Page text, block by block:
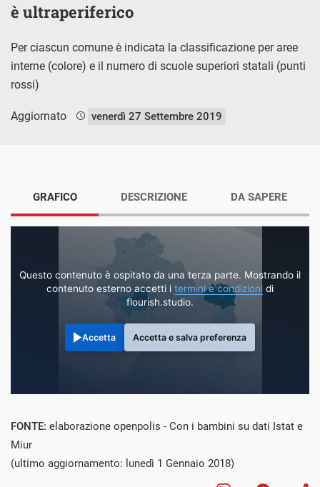
è ultraperiferico
Per ciascun comune è indicata la classificazione per aree
interne (colore) e il numero di scuole superiori statali (punti
rossi)
Aggiornato venerdì 27 Settembre 2019
GRAFICO
Questo contenuto è ospitato da una terza parte. Mostrando il
contenuto esterno accetti i termini e condizioni di
flourish.studio.
Accetta Accetta e salva preferenza
DESCRIZIONE DA SAPERE
FONTE: elaborazione openpolis - Con i bambini su dati Istat e
Miur
(ultimo aggiornamento: lunedì 1 Gennaio 2018)